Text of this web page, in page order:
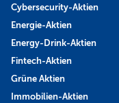
Cybersecurity-Aktien
Energie-Aktien
Energy-Drink-Aktien
Fintech-Aktien
Grüne Aktien
Immobilien-Aktien